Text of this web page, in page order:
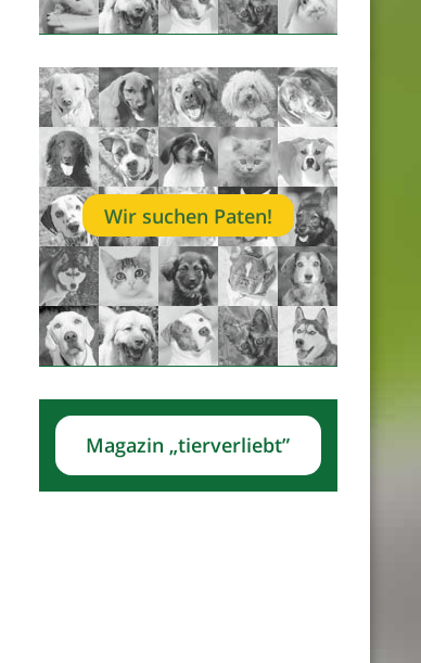
Wir suchen Paten!
Magazin „tierverliebt”